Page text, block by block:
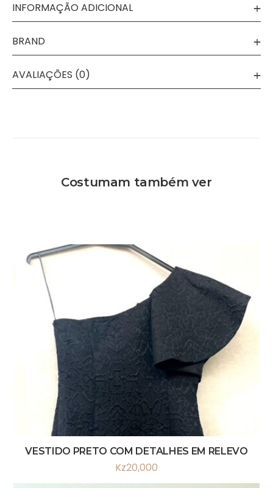
INFORMAÇÃO ADICIONAL
BRAND
AVALIAÇÕES (0)
Costumam também ver
VESTIDO PRETO COM DETALHES EM RELEVO
Kz20,000